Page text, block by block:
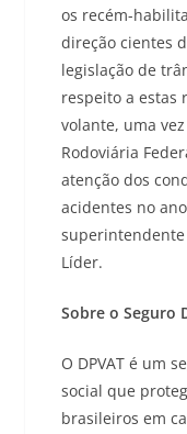
os recém-
direção cientes
legislação de
respeito a estas
volante, uma
Rodoviária
atenção dos
acidentes no
superintendente
Líder.
Sobre o Seguro
O DPVAT é um
social que
brasileiros em